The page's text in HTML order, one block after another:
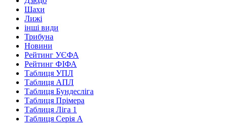
Шахи
Лижі
інші види
Трибуна
Новини
Рейтинг УЄФА
Рейтинг ФІФА
Таблиця УПЛ
Таблиця АПЛ
Таблиця Бундесліга
Таблиця Прімера
Таблиця Ліга 1
Таблиця Серія А